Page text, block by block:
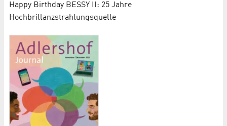
Happy Birthday BESSY II: 25 Jahre
Hochbrillanzstrahlungsquelle